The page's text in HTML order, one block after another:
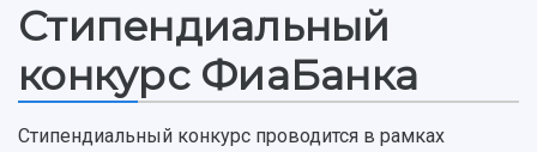
Стипендиальный
конкурс ФиаБанка
Стипендиальный конкурс проводится в рамках